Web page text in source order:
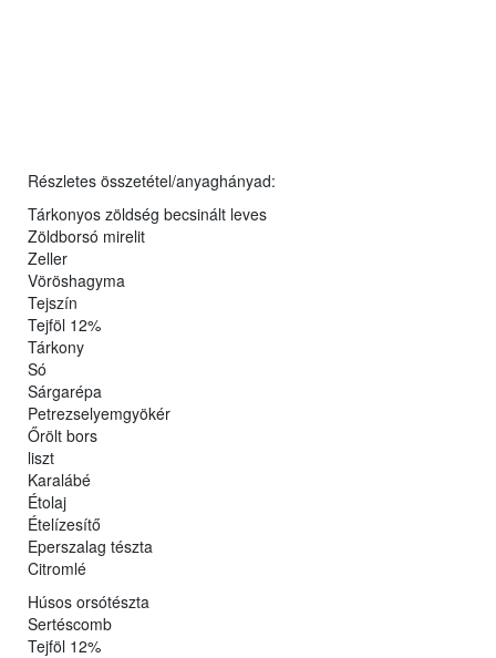
Részletes összetétel/anyaghányad:
Tárkonyos zöldség becsinált leves
Zöldborsó mirelit
Zeller
Vöröshagyma
Tejszín
Tejföl 12%
Tárkony
Só
Sárgarépa
Petrezselyemgyökér
Őrölt bors
liszt
Karalábé
Étolaj
Ételízesítő
Eperszalag tészta
Citromlé
Húsos orsótészta
Sertéscomb
Tejföl 12%